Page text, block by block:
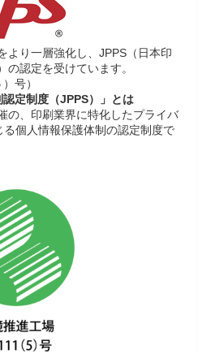
より一層強化し、JPPS（日本印
の認定を受けています。
号）
定制度（JPPS）」とは
の、印刷業界に特化したプライバ
個人情報保護体制の認定制度で